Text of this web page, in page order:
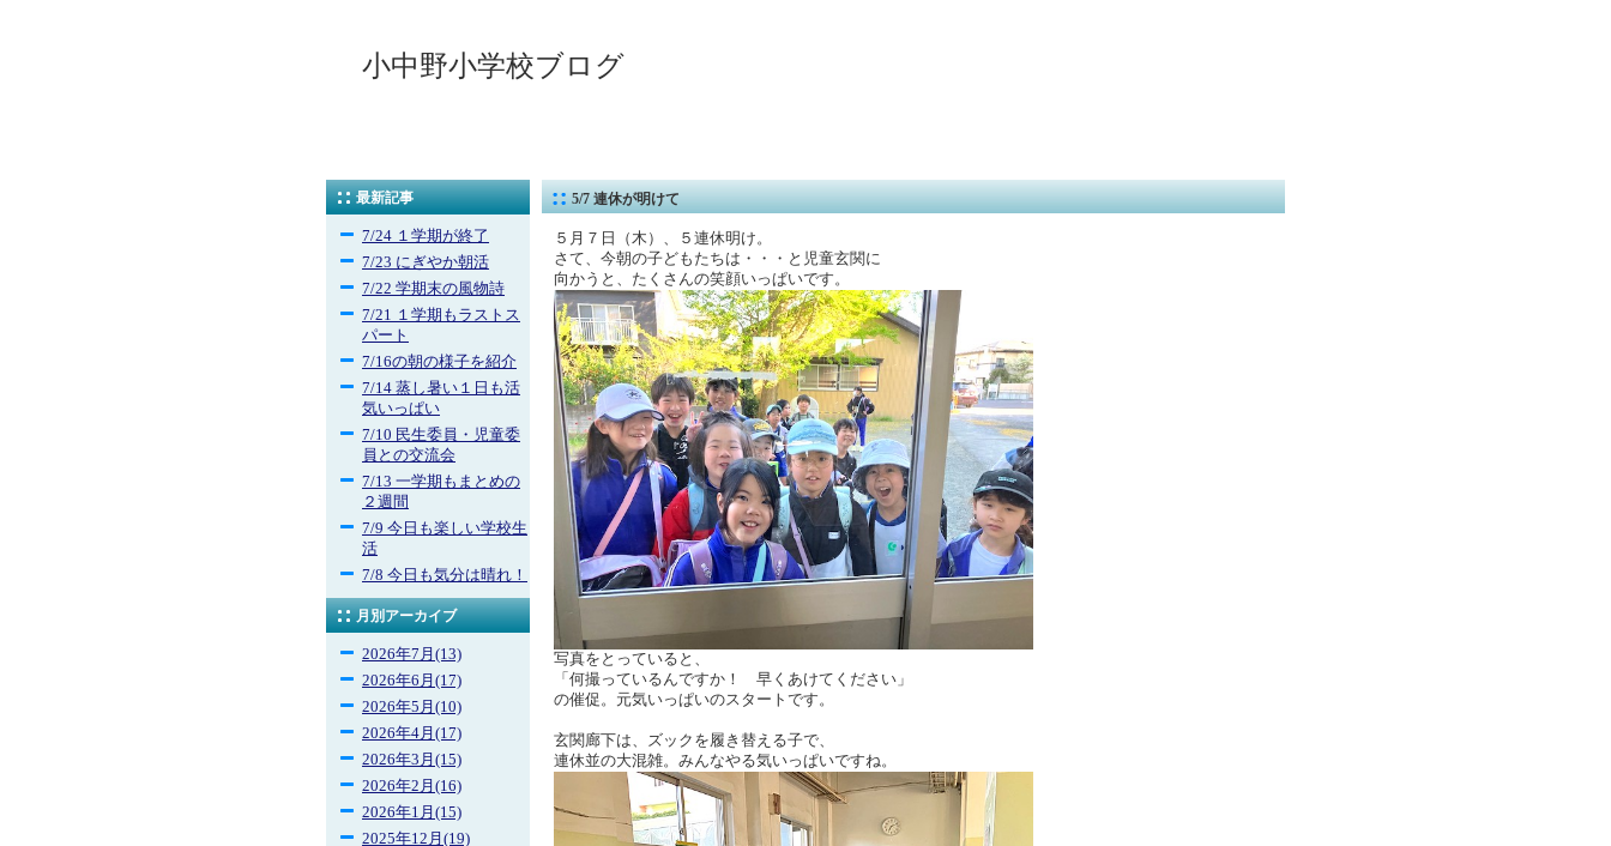
小中野小学校ブログ
最新記事
7/24 １学期が終了
7/23 にぎやか朝活
7/22 学期末の風物詩
7/21 １学期もラストス
パート
7/16の朝の様子を紹介
7/14 蒸し暑い１日も活
気いっぱい
7/10 民生委員・児童委
員との交流会
7/13 一学期もまとめの
２週間
7/9 今日も楽しい学校生
活
7/8 今日も気分は晴れ！
月別アーカイブ
2026年7月(13)
2026年6月(17)
2026年5月(10)
2026年4月(17)
2026年3月(15)
2026年2月(16)
2026年1月(15)
2025年12月(19)
5/7 連休が明けて
５月７日（木）、５連休明け。
さて、今朝の子どもたちは・・・と児童玄関に
向かうと、たくさんの笑顔いっぱいです。
写真をとっていると、
「何撮っているんですか！ 早くあけてください」
の催促。元気いっぱいのスタートです。
玄関廊下は、ズックを履き替える子で、
連休並の大混雑。みんなやる気いっぱいですね。